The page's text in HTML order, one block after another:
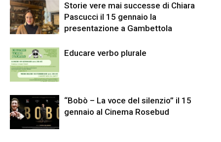
Storie vere mai successe di Chiara
Pascucci il 15 gennaio la
presentazione a Gambettola
Educare verbo plurale
“Bobò – La voce del silenzio” il 15
gennaio al Cinema Rosebud